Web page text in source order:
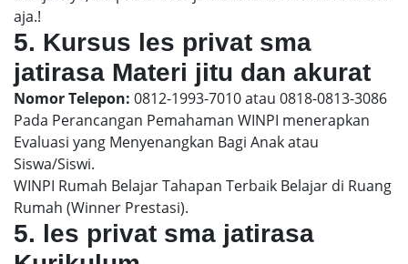
aja.!
5. Kursus les privat sma
jatirasa Materi jitu dan akurat
Nomor Telepon: 0812-1993-7010 atau 0818-0813-3086
Pada Perancangan Pemahaman WINPI menerapkan
Evaluasi yang Menyenangkan Bagi Anak atau
Siswa/Siswi.
WINPI Rumah Belajar Tahapan Terbaik Belajar di Ruang
Rumah (Winner Prestasi).
5. les privat sma jatirasa